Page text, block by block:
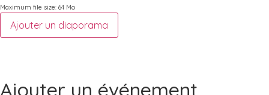
Maximum file size: 64 Mo
Ajouter un diaporama
Ajouter un événement